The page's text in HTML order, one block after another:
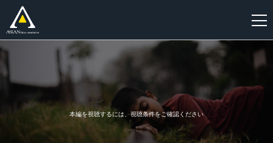
本編を視聴するには、視聴条件をご確認ください